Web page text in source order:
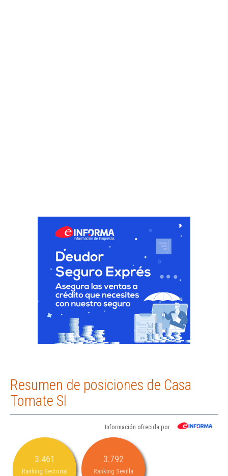
Resumen de posiciones de Casa
Tomate Sl
Información ofrecida por
3.461
Ranking Sectorial
3.792
Ranking Sevilla